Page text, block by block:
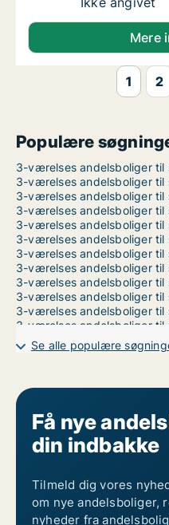
Mere
1 2
Populære
3-værelses andelsboliger til
3-værelses andelsboliger til
3-værelses andelsboliger til
3-værelses andelsboliger til
3-værelses andelsboliger til
3-værelses andelsboliger til
3-værelses andelsboliger til
3-værelses andelsboliger til
3-værelses andelsboliger til
3-værelses andelsboliger til
3-værelses andelsboliger til
3-værelses andelsboliger til
3-værelses andelsboliger til
3-værelses andelsboliger til
3-værelses andelsboliger til
3-værelses andelsboliger til
3-værelses andelsboliger
3-værelses andelsboliger til
3-værelses andelsboliger til
3-værelses andelsboliger til
3-værelses andelsboliger til
3-værelses andelsboliger til
Se alle populære
Få nye
din indbakke
Tilmeld dig vores
om nye andelsboliger,
nyheder fra